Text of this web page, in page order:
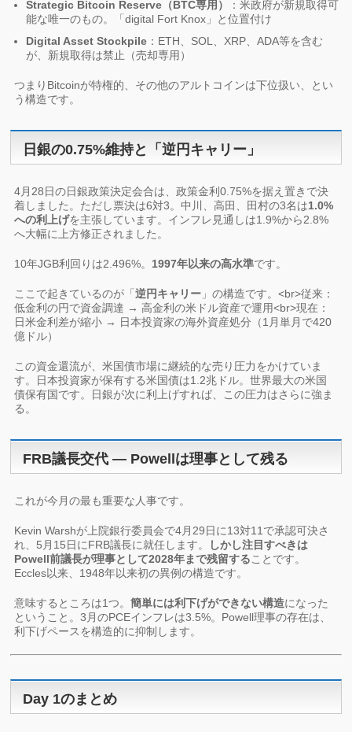
Strategic Bitcoin Reserve（BTC専用）
：米政府が新規取得可
能な唯一のもの。「digital Fort Knox」と位置付け
Digital Asset Stockpile ：ETH、SOL、XRP、ADA等を含む
が、新規取得は禁止（売却専用）
つまりBitcoinが特権的、その他のアルトコインは下位扱い、とい
う構造です。
日銀の0.75%維持と「逆円キャリー」
4月28日の日銀政策決定会合は、政策金利0.75%を据え置きで決
着しました。ただし票決は6対3。中川、高田、田村の3名は1.0%
への利上げを主張しています。インフレ見通しは1.9%から2.8%
へ大幅に上方修正されました。
10年JGB利回りは2.496%。 1997年以来の高水準です。
ここで起きているのが「逆円キャリー 」の構造です。<br>従来：
低金利の円で資金調達 → 高金利の米ドル資産で運用<br>現在：
日米金利差が縮小 → 日本投資家の海外資産処分（1月単月で420
億ドル）
この資金還流が、米国債市場に継続的な売り圧力をかけていま
す。日本投資家が保有する米国債は1.2兆ドル。世界最大の米国
債保有国です。日銀が次に利上げすれば、この圧力はさらに強ま
る。
FRB議長交代 ― Powellは理事として残る
これが今月の最も重要な人事です。
Kevin Warshが上院銀行委員会で4月29日に13対11で承認可決さ
れ、5月15日にFRB議長に就任します。
しかし注目すべきは
Powell前議長が理事として2028年まで残留することです。
Eccles以来、1948年以来初の異例の構造です。
意味するところは1つ。簡単には利下げができない構造になった
ということ。3月のPCEインフレは3.5%。Powell理事の存在は、
利下げペースを構造的に抑制します。
Day 1のまとめ